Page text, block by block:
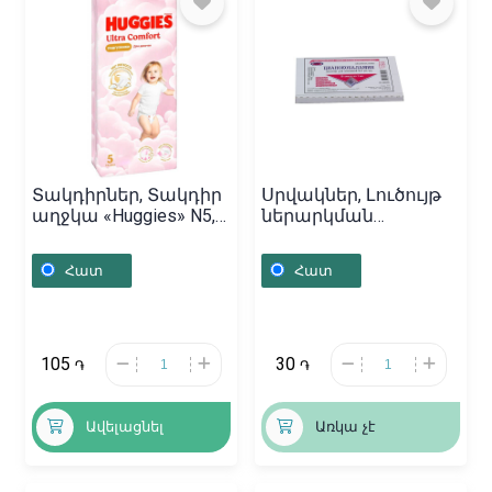
Տակդիրներ, Տակդիր
աղջկա «Huggies» N5,
Հատ
105 ֏
Ավելացնել
Սրվակներ, Լուծույթ
ներարկման
Հայաստան
Հատ
30 ֏
Առկա չէ